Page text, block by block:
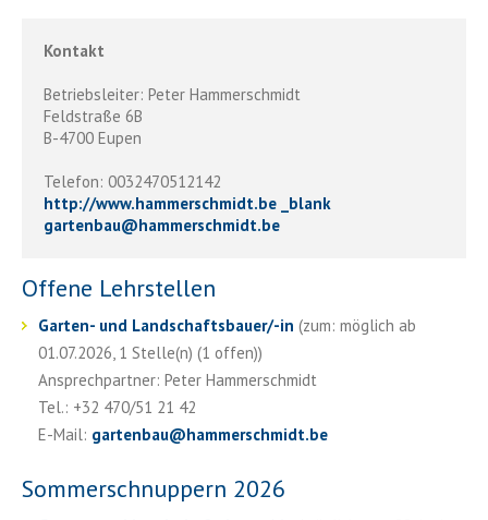
Kontakt
Betriebsleiter: Peter Hammerschmidt
Feldstraße 6B
B-4700 Eupen
Telefon: 0032470512142
http://www.hammerschmidt.be _blank
gartenbau@hammerschmidt.be
Offene Lehrstellen
Garten- und Landschaftsbauer/-in (zum: möglich ab
01.07.2026, 1 Stelle(n) (1 offen))
Ansprechpartner: Peter Hammerschmidt
Tel.: +32 470/51 21 42
E-Mail: gartenbau@hammerschmidt.be
Sommerschnuppern 2026